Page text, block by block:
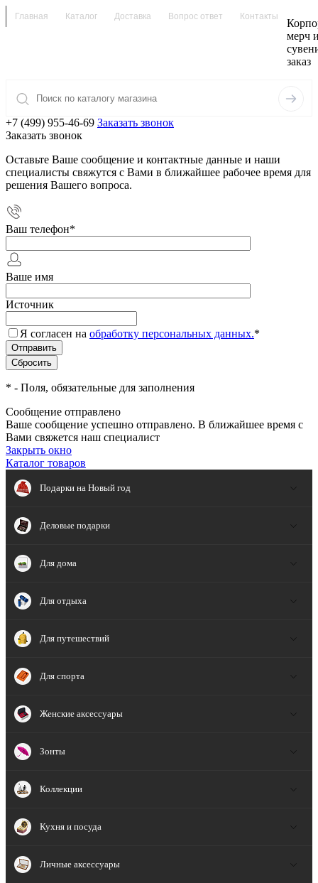
Главная Каталог Доставка Вопрос ответ Контакты
мерч
заказ
+7 (499) 955-46-69 Заказать звонок
Заказать звонок
Оставьте Ваше сообщение и контактные данные и наши
специалисты свяжутся с Вами в ближайшее рабочее время для
решения Вашего вопроса.
Ваш телефон*
Ваше имя
Источник
Я согласен на обработку персональных данных.*
* - Поля, обязательные для заполнения
Сообщение отправлено
Ваше сообщение успешно отправлено. В ближайшее время с
Вами свяжется наш специалист
Закрыть окно
Каталог товаров
Подарки на Новый год
Деловые подарки
Для дома
Для отдыха
Для путешествий
Для спорта
Женские аксессуары
Зонты
Коллекции
Кухня и посуда
Личные аксессуары